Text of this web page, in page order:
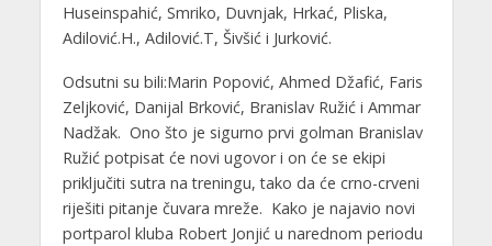
Huseinspahić, Smriko, Duvnjak, Hrkać, Pliska,
Adilović.H., Adilović.T, Šivšić i Jurković.
Odsutni su bili:Marin Popović, Ahmed Džafić, Faris
Zeljković, Danijal Brković, Branislav Ružić i Ammar
Nadžak. Ono što je sigurno prvi golman Branislav
Ružić potpisat će novi ugovor i on će se ekipi
priključiti sutra na treningu, tako da će crno-crveni
riješiti pitanje čuvara mreže. Kako je najavio novi
portparol kluba Robert Jonjić u narednom periodu